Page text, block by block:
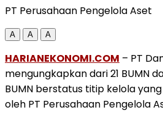
PT Perusahaan Pengelola Aset
A A A
HARIANEKONOMI.COM – PT
mengungkapkan dari 21 BUMN
BUMN berstatus titip kelola
oleh PT Perusahaan Pengelola